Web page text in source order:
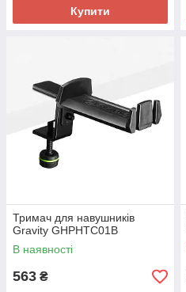
Купити
Тримач для навушників
Gravity GHPHTC01B
В наявності
563 ₴